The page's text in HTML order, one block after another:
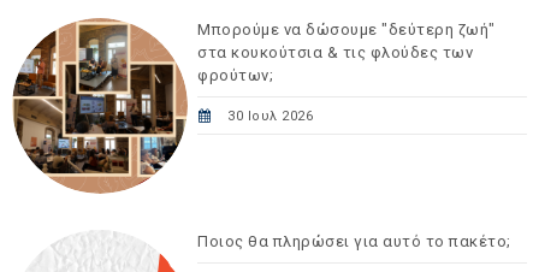
Μπορούμε να δώσουμε "δεύτερη ζωή"
στα κουκούτσια & τις φλούδες των
φρούτων;
30 Ιουλ 2026
Ποιος θα πληρώσει για αυτό το πακέτο;